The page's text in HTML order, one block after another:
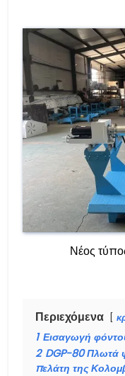
Νέος
Περιεχόμενα
1 Εισαγωγή
2 DGP-80 Πλωτά
πελάτη της